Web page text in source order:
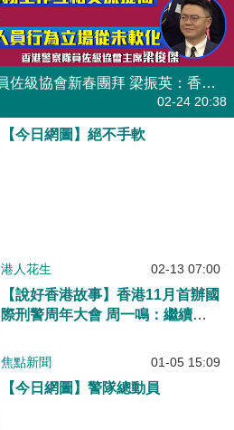
【堅守信念】香港警察隊員佐級協會新春團拜 梁振英：香港與內地警務工作互相交流提高 梁俊傑：對取締侮辱公職人員行為立場從未軟化
02-24 20:38
【今日網圖】絕不手軟
港人花生 02-13 07:00
【說好香港故事】香港11月首辦國
際刑警周年大會 周一鳴：繼續擦
焦點新聞 01-05 15:09
【今日網圖】警隊總動員